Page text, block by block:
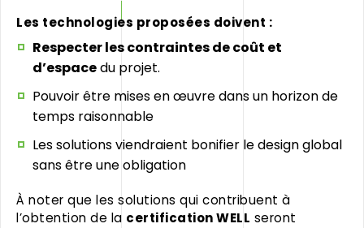
Les technologies proposées doivent :
Respecter les contraintes de coût et
d’espacedu projet.
Pouvoir être mises en œuvre dans un horizon de
temps raisonnable
Les solutions viendraient bonifier le design global
sans être une obligation
À noter que les solutions qui contribuent à
l’obtention de la certification WELL seront